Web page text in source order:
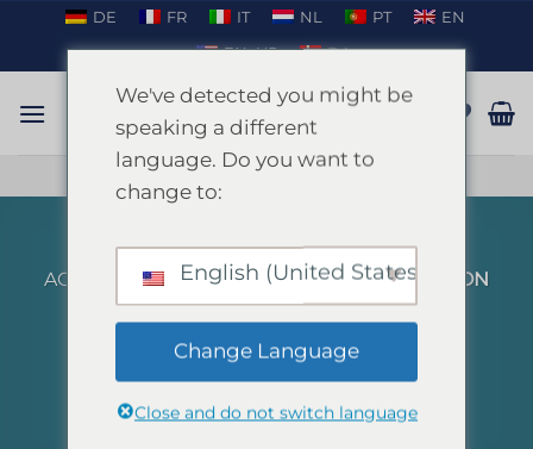
contenu
DE FR IT NL PT
EN
EN_US
DA
PARLER SUR WHATSAPP
ACCUEIL / PRODUITS IDENTIFIÉS “LUNCH ON
BOAT”
FILTRER
We've detected you might be
speaking a different
language. Do you want to
change to:
English (United States)
Change Language
Close and do not switch language